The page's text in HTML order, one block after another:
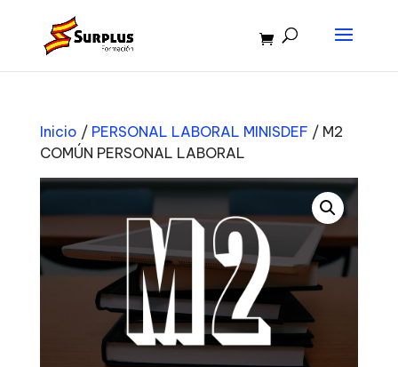
Inicio / PERSONAL LABORAL MINISDEF / M2
COMÚN PERSONAL LABORAL